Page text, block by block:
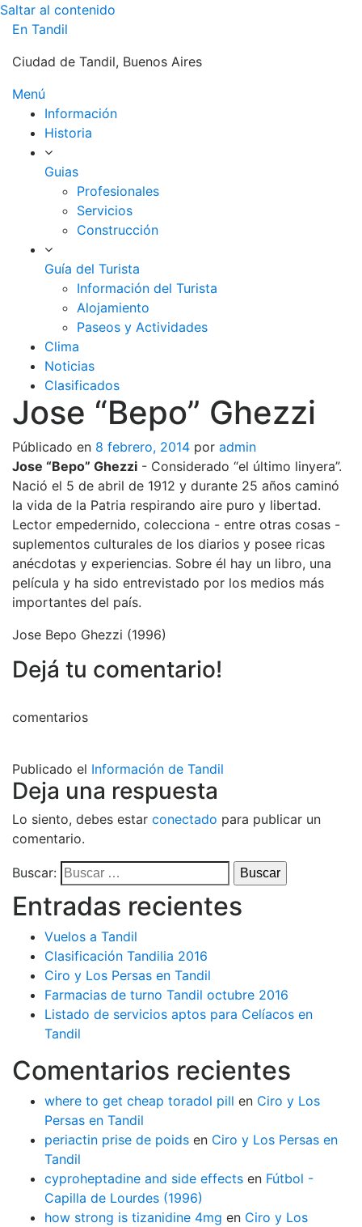
Saltar al contenido
En Tandil
Ciudad de Tandil, Buenos Aires
Menú
Información
Historia
Guias
Profesionales
Servicios
Construcción
Guía del Turista
Información del Turista
Alojamiento
Paseos y Actividades
Clima
Noticias
Clasificados
Jose “Bepo” Ghezzi
Públicado en 8 febrero, 2014 por admin
Jose “Bepo” Ghezzi - Considerado “el último linyera”.
Nació el 5 de abril de 1912 y durante 25 años caminó
la vida de la Patria respirando aire puro y libertad.
Lector empedernido, colecciona - entre otras cosas -
suplementos culturales de los diarios y posee ricas
anécdotas y experiencias. Sobre él hay un libro, una
película y ha sido entrevistado por los medios más
importantes del país.
Jose Bepo Ghezzi (1996)
Dejá tu comentario!
comentarios
Publicado el Información de Tandil
Deja una respuesta
Lo siento, debes estar conectado para publicar un
comentario.
Buscar:
Entradas recientes
Vuelos a Tandil
Clasificación Tandilia 2016
Ciro y Los Persas en Tandil
Farmacias de turno Tandil octubre 2016
Listado de servicios aptos para Celíacos en
Tandil
Comentarios recientes
where to get cheap toradol pill en Ciro y Los
Persas en Tandil
periactin prise de poids en Ciro y Los Persas en
Tandil
cyproheptadine and side effects en Fútbol -
Capilla de Lourdes (1996)
how strong is tizanidine 4mg en Ciro y Los